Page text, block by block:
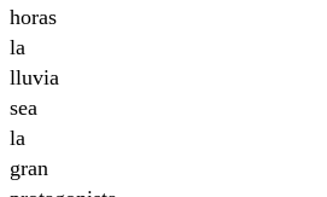
horas
la
lluvia
sea
la
gran